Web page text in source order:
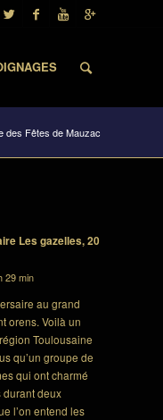
des Fêtes de Mauzac
Les gazelles, 20
29 min
au grand
orens. Voilà un
Toulousaine
qu’un groupe de
qui ont charmé
durant deux
l’on entend les